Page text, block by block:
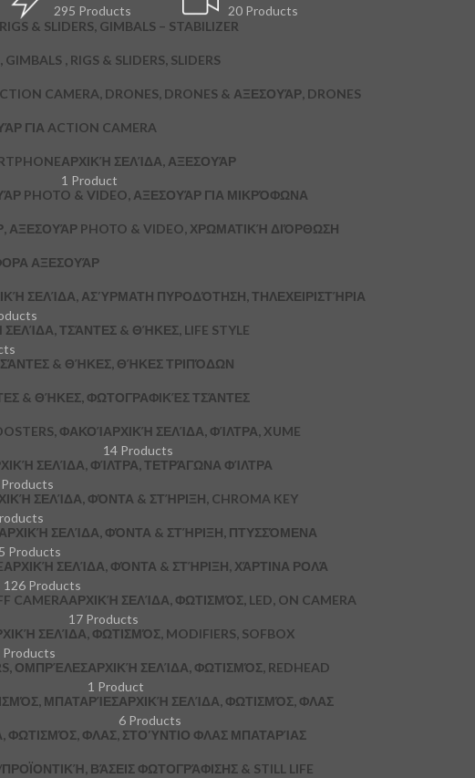
295 Products
20 Products
& SLIDERS, GIMBALS – STABILIZER
, RIGS & SLIDERS, SLIDERS
CAMERA, DRONES, DRONES & ΑΞΕΣΟΥΆΡ, DRONES
ΓΙΑ ACTION CAMERA
ΑΡΧΙΚΉ ΣΕΛΊΔΑ, ΑΞΕΣΟΥΆΡ
1 Product
PHOTO & VIDEO, ΑΞΕΣΟΥΆΡ ΓΙΑ ΜΙΚΡΌΦΩΝΑ
ΑΞΕΣΟΥΆΡ PHOTO & VIDEO, ΧΡΩΜΑΤΙΚΉ ΔΙΌΡΘΩΣΗ
ΑΞΕΣΟΥΆΡ
ΣΕΛΊΔΑ, ΑΣΎΡΜΑΤΗ ΠΥΡΟΔΌΤΗΣΗ, ΤΗΛΕΧΕΙΡΙΣΤΉΡΙΑ
ΤΣΆΝΤΕΣ & ΘΉΚΕΣ, LIFE STYLE
& ΘΉΚΕΣ, ΘΉΚΕΣ ΤΡΙΠΌΔΩΝ
& ΘΉΚΕΣ, ΦΩΤΟΓΡΑΦΙΚΈΣ ΤΣΆΝΤΕΣ
ΦΑΚΟΊΑΡΧΙΚΉ ΣΕΛΊΔΑ, ΦΊΛΤΡΑ, XUME
14 Products
ΣΕΛΊΔΑ, ΦΊΛΤΡΑ, ΤΕΤΡΆΓΩΝΑ ΦΊΛΤΡΑ
ΣΕΛΊΔΑ, ΦΌΝΤΑ & ΣΤΉΡΙΞΗ, CHROMA KEY
ΑΡΧΙΚΉ ΣΕΛΊΔΑ, ΦΌΝΤΑ & ΣΤΉΡΙΞΗ, ΠΤΥΣΣΌΜΕΝΑ
5 Products
ΑΡΧΙΚΉ ΣΕΛΊΔΑ, ΦΌΝΤΑ & ΣΤΉΡΙΞΗ, ΧΆΡΤΙΝΑ ΡΟΛΆ
126 Products
CAMERAΑΡΧΙΚΉ ΣΕΛΊΔΑ, ΦΩΤΙΣΜΌΣ, LED, ON CAMERA
17 Products
ΣΕΛΊΔΑ, ΦΩΤΙΣΜΌΣ, MODIFIERS, SOFBOX
Products
ΟΜΠΡΈΛΕΣΑΡΧΙΚΉ ΣΕΛΊΔΑ, ΦΩΤΙΣΜΌΣ, REDHEAD
1 Product
ΜΠΑΤΑΡΊΕΣΑΡΧΙΚΉ ΣΕΛΊΔΑ, ΦΩΤΙΣΜΌΣ, ΦΛΑΣ
6 Products
ΦΩΤΙΣΜΌΣ, ΦΛΑΣ, ΣΤΟΎΝΤΙΟ ΦΛΑΣ ΜΠΑΤΑΡΊΑΣ
ΒΆΣΕΙΣ ΦΩΤΟΓΡΆΦΙΣΗΣ & STILL LIFE